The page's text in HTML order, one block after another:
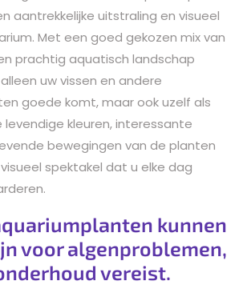
aantrekkelijke uitstraling en visueel
Met een goed gekozen mix van
prachtig aquatisch landschap
uw vissen en andere
goede komt, maar ook uzelf als
levendige kleuren, interessante
bewegingen van de planten
spektakel dat u elke dag
kunnen
voor algenproblemen,
vereist.